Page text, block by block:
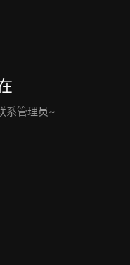
系管理员~